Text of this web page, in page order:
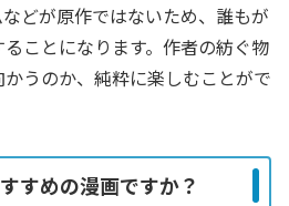
どが原作ではないため、誰もが
ことになります。作者の紡ぐ物
うのか、純粋に楽しむことがで
すめの漫画ですか？